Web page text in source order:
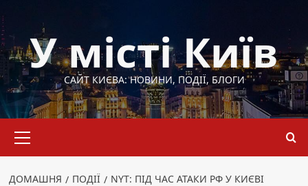
до
вмістуУ місті Київ
САЙТ КИЄВА: НОВИНИ, ПОДІЇ, БЛОГИ
меню
ДОМАШНЯ ПОДІЇ
NYT: ПІД ЧАС АТАКИ РФ У КИЄВІ